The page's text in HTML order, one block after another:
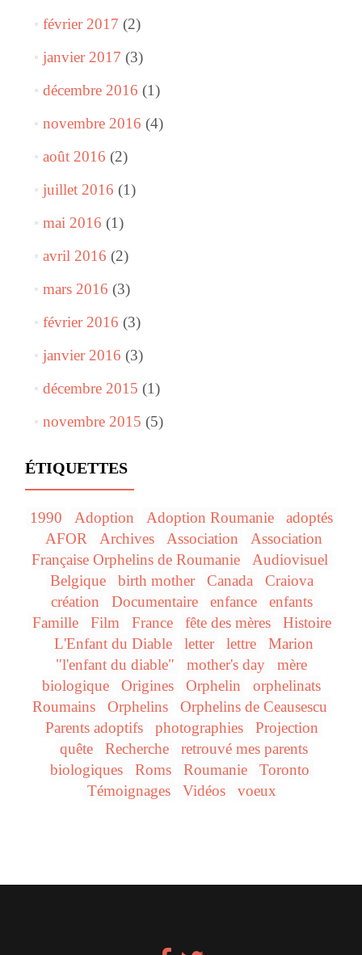
février 2017 (2)
janvier 2017 (3)
décembre 2016 (1)
novembre 2016 (4)
août 2016 (2)
juillet 2016 (1)
mai 2016 (1)
avril 2016 (2)
mars 2016 (3)
février 2016 (3)
janvier 2016 (3)
décembre 2015 (1)
novembre 2015 (5)
ÉTIQUETTES
1990 Adoption Adoption Roumanie
adoptés
AFOR
Archives Association
Association
Française Orphelins de Roumanie
Audiovisuel
Belgique
birth mother Canada
Craiova
création
Documentaire enfance
enfants
Famille
Film France fête des mères
Histoire
L'Enfant du Diable
letter lettre
Marion
"l'enfant du diable"
mother's day
mère
biologique
Origines Orphelin
orphelinats
Roumains
Orphelins
Orphelins de Ceausescu
Parents adoptifs
photographies
Projection
quête
Recherche
retrouvé mes parents
biologiques
Roms Roumanie
Toronto
Témoignages
Vidéos voeux